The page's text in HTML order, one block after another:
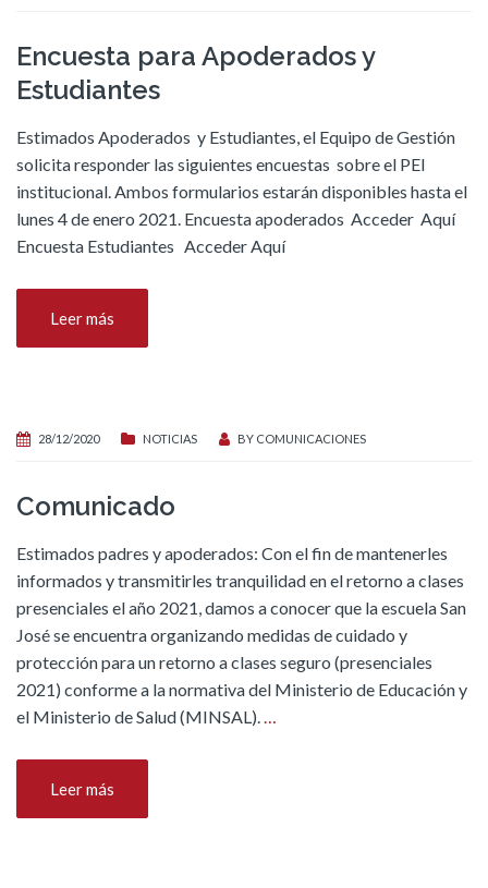
Encuesta para Apoderados y
Estudiantes
Estimados Apoderados y Estudiantes, el Equipo de Gestión
solicita responder las siguientes encuestas sobre el PEI
institucional. Ambos formularios estarán disponibles hasta el
lunes 4 de enero 2021. Encuesta apoderados Acceder Aquí
Encuesta Estudiantes Acceder Aquí
Leer más
28/12/2020 NOTICIAS BY COMUNICACIONES
Comunicado
Estimados padres y apoderados: Con el fin de mantenerles
informados y transmitirles tranquilidad en el retorno a clases
presenciales el año 2021, damos a conocer que la escuela San
José se encuentra organizando medidas de cuidado y
protección para un retorno a clases seguro (presenciales
2021) conforme a la normativa del Ministerio de Educación y
el Ministerio de Salud (MINSAL).…
Leer más